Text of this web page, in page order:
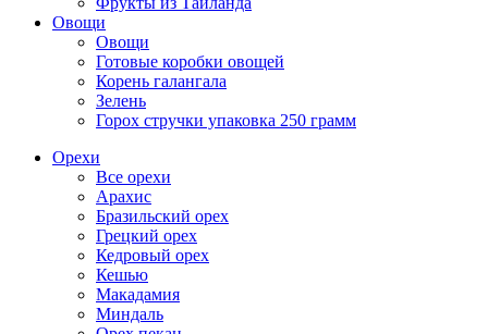
Овощи
Овощи
Готовые коробки овощей
Корень галангала
Зелень
Горох стручки упаковка 250 грамм
Орехи
Все орехи
Арахис
Бразильский орех
Грецкий орех
Кедровый орех
Кешью
Макадамия
Миндаль